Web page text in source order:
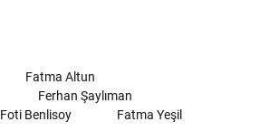
Fatma Altun
Ferhan Şaylıman
Foti Benlisoy Fatma Yeşil